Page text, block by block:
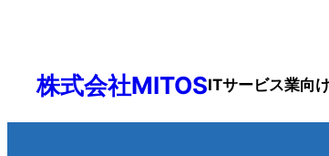
株式会社MITOSITサービス業向